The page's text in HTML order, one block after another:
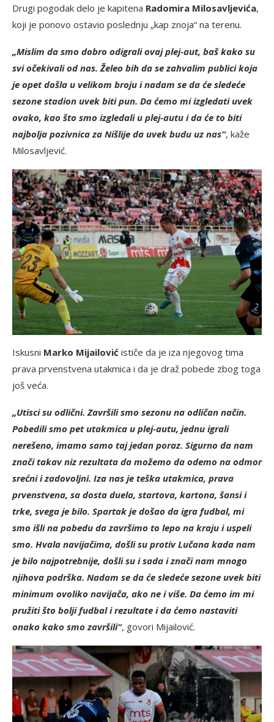
Drugi pogodak delo je kapitena Radomira Milosavljevića,
koji je ponovo ostavio poslednju „kap znoja“ na terenu.
„Mislim da smo dobro odigrali ovaj plej-aut, baš kako su
svi očekivali od nas. Želeo bih da se zahvalim publici koja
je opet došla u velikom broju i nadam se da će sledeće
sezone stadion uvek biti pun. Da ćemo mi izgledati uvek
ovako, kao što smo izgledali u plej-autu i da će to biti
najbolja pozivnica za Nišlije da uvek budu uz nas“, kaže
Milosavljević.
Iskusni Marko Mijailović ističe da je iza njegovog tima
prava prvenstvena utakmica i da je draž pobede zbog toga
još veća.
„Utisci su odlični. Završili smo sezonu na odličan način.
Pobedili smo pet utakmica u plej-autu, jednu igrali
nerešeno, imamo samo taj jedan poraz. Sigurno da nam
znači takav niz rezultata da možemo da odemo na odmor
srećni i zadovoljni. Iza nas je teška utakmica, prava
prvenstvena, sa dosta duela, startova, kartona, šansi i
trke, svega je bilo. Spartak je došao da igra fudbal, mi
smo išli na pobedu da završimo to lepo na kraju i uspeli
smo. Hvala navijačima, došli su protiv Lučana kada nam
je bilo najpotrebnije, došli su i sada i znači nam mnogo
njihova podrška. Nadam se da će sledeće sezone uvek biti
minimum ovoliko navijača, ako ne i više. Da ćemo im mi
pružiti što bolji fudbal i rezultate i da ćemo nastaviti
onako kako smo završili“, govori Mijailović.